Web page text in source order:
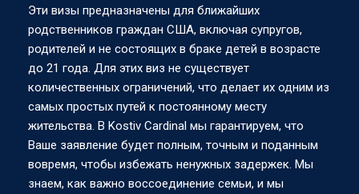
Эти визы предназначены для ближайших
родственников граждан США, включая супругов,
родителей и не состоящих в браке детей в возрасте
до 21 года. Для этих виз не существует
количественных ограничений, что делает их одним из
самых простых путей к постоянному месту
жительства. В Kostiv Cardinal мы гарантируем, что
Ваше заявление будет полным, точным и поданным
вовремя, чтобы избежать ненужных задержек. Мы
знаем, как важно воссоединение семьи, и мы